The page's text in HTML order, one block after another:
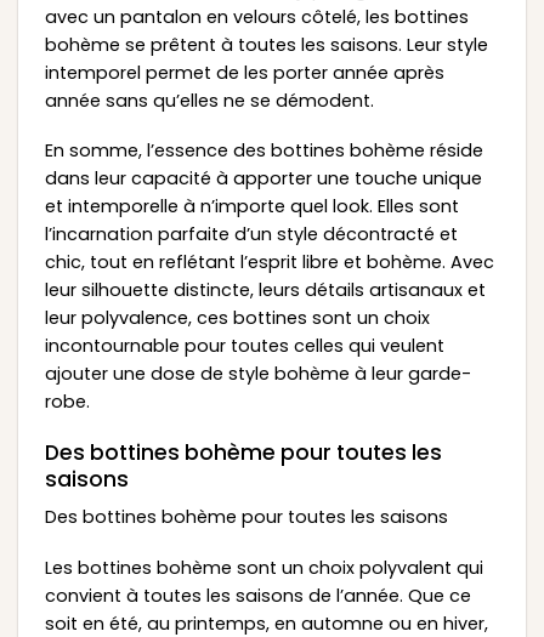
avec un pantalon en velours côtelé, les bottines
bohème se prêtent à toutes les saisons. Leur style
intemporel permet de les porter année après
année sans qu’elles ne se démodent.
En somme, l’essence des bottines bohème réside
dans leur capacité à apporter une touche unique
et intemporelle à n’importe quel look. Elles sont
l’incarnation parfaite d’un style décontracté et
chic, tout en reflétant l’esprit libre et bohème. Avec
leur silhouette distincte, leurs détails artisanaux et
leur polyvalence, ces bottines sont un choix
incontournable pour toutes celles qui veulent
ajouter une dose de style bohème à leur garde-
robe.
Des bottines bohème pour toutes les
saisons
Des bottines bohème pour toutes les saisons
Les bottines bohème sont un choix polyvalent qui
convient à toutes les saisons de l’année. Que ce
soit en été, au printemps, en automne ou en hiver,